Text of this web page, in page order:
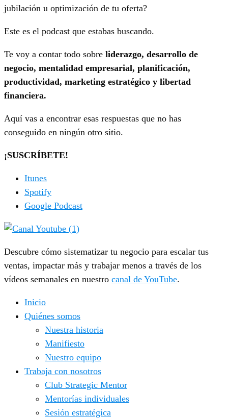
jubilación u optimización de tu oferta?
Este es el podcast que estabas buscando.
Te voy a contar todo sobre liderazgo, desarrollo de
negocio, mentalidad empresarial, planificación,
productividad, marketing estratégico y libertad
financiera.
Aquí vas a encontrar esas respuestas que no has
conseguido en ningún otro sitio.
¡SUSCRÍBETE!
Itunes
Spotify
Google Podcast
Descubre cómo sistematizar tu negocio para escalar tus
ventas, impactar más y trabajar menos a través de los
vídeos semanales en nuestro canal de YouTube.
Inicio
Quiénes somos
Nuestra historia
Manifiesto
Nuestro equipo
Trabaja con nosotros
Club Strategic Mentor
Mentorías individuales
Sesión estratégica